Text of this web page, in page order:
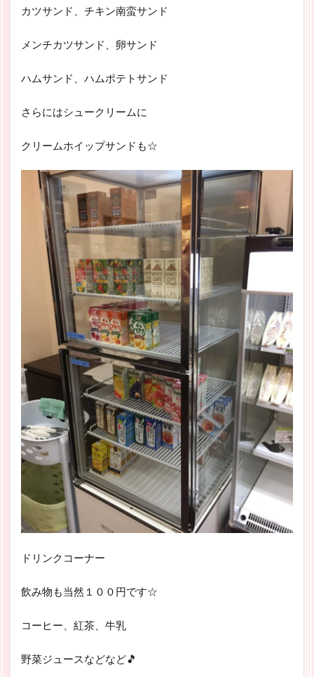
カツサンド、チキン南蛮サンド
メンチカツサンド、卵サンド
ハムサンド、ハムポテトサンド
さらにはシュークリームに
クリームホイップサンドも☆
ドリンクコーナー
飲み物も当然１００円です☆
コーヒー、紅茶、牛乳
野菜ジュースなどなど🎵